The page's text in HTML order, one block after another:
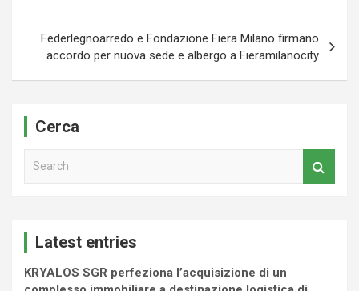
Federlegnoarredo e Fondazione Fiera Milano firmano
accordo per nuova sede e albergo a Fieramilanocity
Cerca
Latest entries
KRYALOS SGR perfeziona l’acquisizione di un